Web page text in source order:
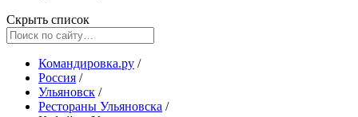
Скрыть список
Командировка.ру /
Россия /
Ульяновск /
Рестораны Ульяновска /